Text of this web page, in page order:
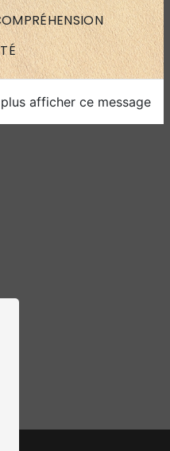
afficher ce message